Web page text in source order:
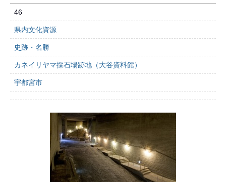
46
県内文化資源
史跡・名勝
カネイリヤマ採石場跡地（大谷資料館）
宇都宮市